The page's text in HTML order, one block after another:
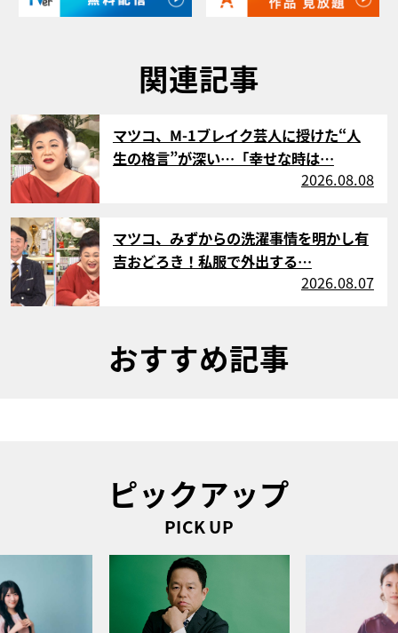
関連記事
サムネイル
マツコ、M-1ブレイク芸人に授けた“人
生の格言”が深い…「幸せな時は…
2026.08.08
サムネイル
マツコ、みずからの洗濯事情を明かし有
吉おどろき！私服で外出する…
2026.08.07
おすすめ記事
ピックアップ
PICK UP